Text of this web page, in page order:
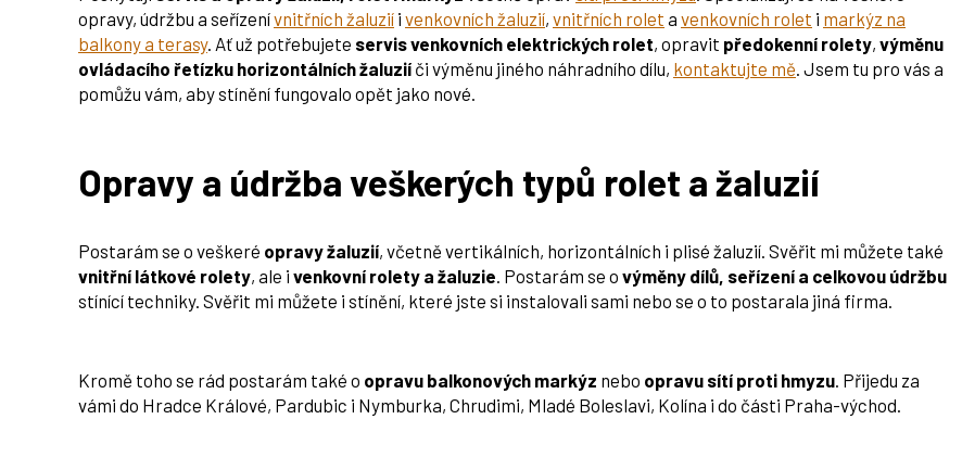
opravy, údržbu a seřízenívnitřních žaluzií i venkovních žaluzií, vnitřních rolet a venkovních rolet i markýz na
balkony a terasy. Ať už potřebujete servis venkovních elektrických rolet, opravit předokenní rolety, výměnu
ovládacího řetízku horizontálních žaluzií či výměnu jiného náhradního dílu, kontaktujte mě. Jsem tu pro vás a
pomůžu vám, aby stínění fungovalo opět jako nové.
Opravy a údržba veškerých typů rolet a žaluzií
Postarám se o veškeré opravy žaluzií, včetně vertikálních, horizontálních i plisé žaluzií. Svěřit mi můžete také
vnitřní látkové rolety, ale i venkovní rolety a žaluzie. Postarám se o výměny dílů, seřízení a celkovou údržbu
stínící techniky. Svěřit mi můžete i stínění, které jste si instalovali sami nebo se o to postarala jiná firma.
Kromě toho se rád postarám také o opravu balkonových markýz nebo opravu sítí proti hmyzu. Přijedu za
vámi do Hradce Králové, Pardubic i Nymburka, Chrudimi, Mladé Boleslavi, Kolína i do části Praha-východ.